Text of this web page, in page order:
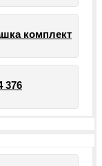
комплект
376